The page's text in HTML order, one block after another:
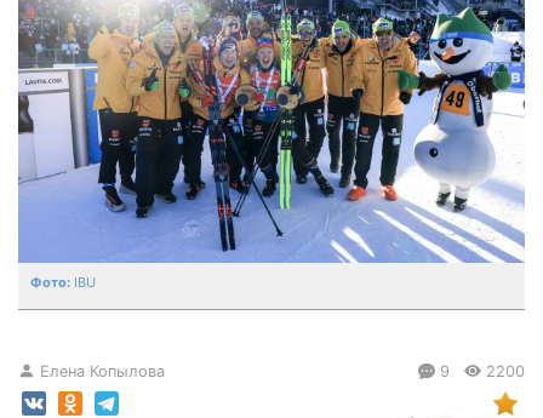
IBU
Елена Копылова 9 2200